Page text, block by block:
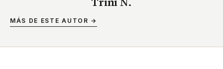
MÁS DE ESTE AUTOR →